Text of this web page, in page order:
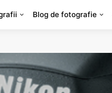
Blog de fotografie